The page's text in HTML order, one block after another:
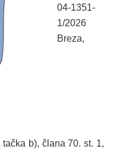
04-1351-
1/2026
Breza,
b), člana 70. st. 1,